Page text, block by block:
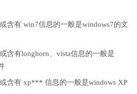
含有 win7信息的一般是windows7的文
含有longhorn、vista信息的一般是
含有 xp*** 信息的一般是windows XP